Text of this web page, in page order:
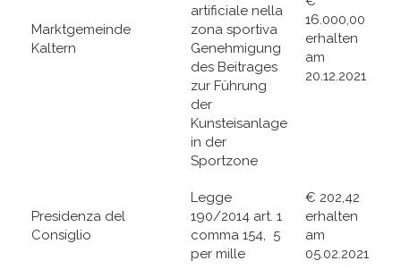
Marktgemeinde
Kaltern
artificiale nella
zona sportiva
Genehmigung
des Beitrages
zur Führung
der
Kunsteisanlage
in der
Sportzone
16.000,00
erhalten
am
20.12.2021
Presidenza del
Consiglio
Legge
190/2014 art. 1
comma 154, 5
per mille
€ 202,42
erhalten
am
05.02.2021